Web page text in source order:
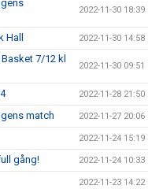
2022-11-30 18:39
2022-11-30 14:58
7/12 kl
2022-11-30 09:51
2022-11-28 21:50
match 2022-11-27 20:06
2022-11-24 15:19
gång! 2022-11-24 10:33
2022-11-23 14:22